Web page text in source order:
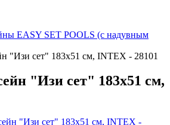
EASY SET POOLS (с надувным
"Изи сет" 183х51 см, INTEX - 28101
"Изи сет" 183х51 см,